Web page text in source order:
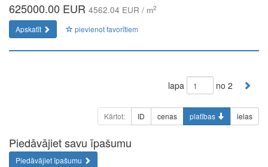
625000.00 EUR 4562.04 EUR / m2
Apskatīt pievienot favorītiem
lapa no 2
Kārtot: ID cenas platības ielas
Piedāvājiet savu īpašumu
Piedāvājiet īpašumu